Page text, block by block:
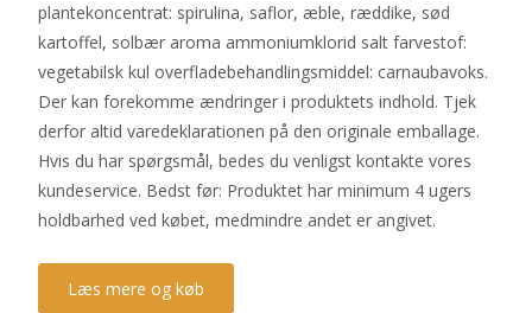
plantekoncentrat: spirulina, saflor, æble, ræddike, sød
kartoffel, solbær aroma ammoniumklorid salt farvestof:
vegetabilsk kul overfladebehandlingsmiddel: carnaubavoks.
Der kan forekomme ændringer i produktets indhold. Tjek
derfor altid varedeklarationen på den originale emballage.
Hvis du har spørgsmål, bedes du venligst kontakte vores
kundeservice. Bedst før: Produktet har minimum 4 ugers
holdbarhed ved købet, medmindre andet er angivet.
Læs mere og køb